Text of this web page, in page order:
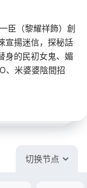
臣（黎耀祥飾）創
宣揚迷信，探秘話
身的民初女鬼、媚
、米婆婆陰間招
切换节点